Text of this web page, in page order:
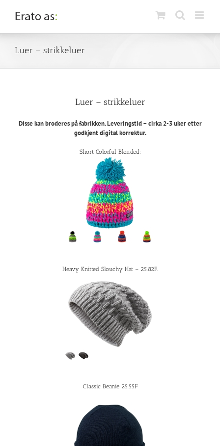
content
Luer – strikkeluer
Luer – strikkeluer
Disse kan broderes på fabrikken. Leveringstid – cirka 2-3 uker etter
godkjent digital korrektur.
Short Colorful Blended:
Heavy Knitted Slouchy Hat – 25.82F.
Classic Beanie 25.55F